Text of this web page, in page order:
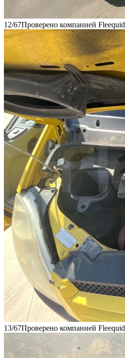
12/67Проверено компанией Fleequid
13/67Проверено компанией Fleequid